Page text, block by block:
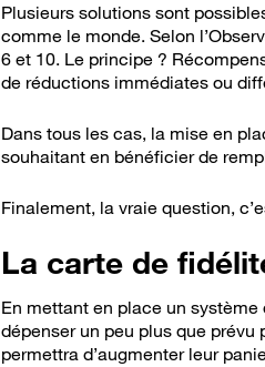
Plusieurs solutions sont
comme le monde. Selon
6 et 10. Le principe ?
de réductions immédiates ou
Dans tous les cas, la mise en
souhaitant en bénéficier de
Finalement, la vraie question,
La carte de
En mettant en place un
dépenser un peu plus que
permettra d’augmenter leur